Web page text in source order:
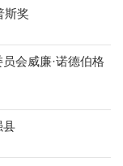
斯奖
会威廉·诺德伯格
县